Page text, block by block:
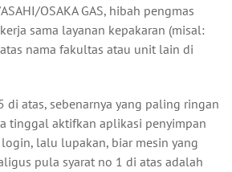
OSAKA GAS, hibah pengmas
sama layanan kepakaran (misal:
atas nama fakultas atau unit lain di
di atas, sebenarnya yang paling ringan
tinggal aktifkan aplikasi penyimpan
login, lalu lupakan, biar mesin yang
pula syarat no 1 di atas adalah